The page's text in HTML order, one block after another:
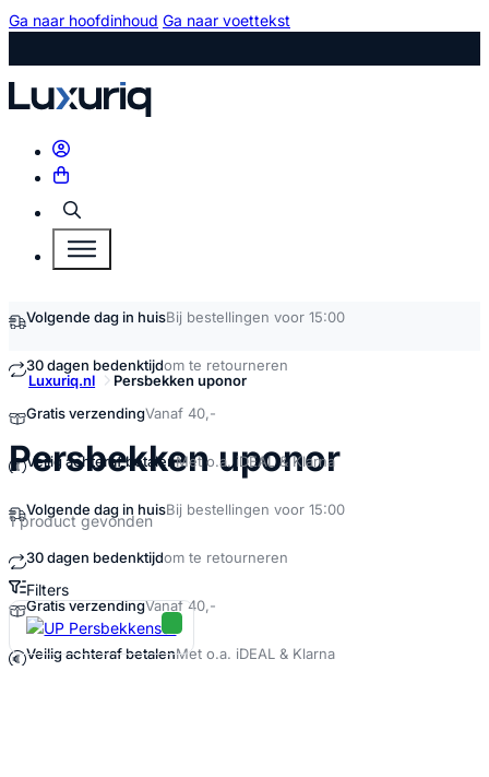
Ga naar hoofdinhoud Ga naar voettekst
Zoeken
Volgende dag in huisBij bestellingen voor 15:00
30 dagen bedenktijdom te retourneren
Gratis verzendingVanaf 40,-
Veilig achteraf betalenMet o.a. iDEAL & Klarna
Volgende dag in huisBij bestellingen voor 15:00
30 dagen bedenktijdom te retourneren
Gratis verzendingVanaf 40,-
Veilig achteraf betalenMet o.a. iDEAL & Klarna
Luxuriq.nl Persbekken uponor
Persbekken uponorkopen
1 product gevonden
Filters
Persbekken uponor Producten